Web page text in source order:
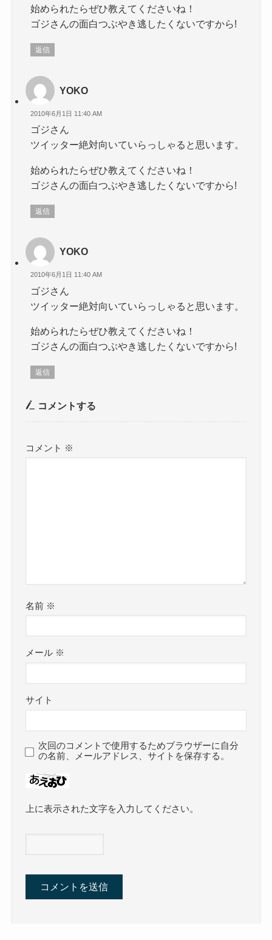
始められたらぜひ教えてくださいね！
ゴジさんの面白つぶやき逃したくないですから!
返信
YOKO
2010年6月1日 11:40 AM
ゴジさん
ツイッター絶対向いていらっしゃると思います。
始められたらぜひ教えてくださいね！
ゴジさんの面白つぶやき逃したくないですから!
返信
YOKO
2010年6月1日 11:40 AM
ゴジさん
ツイッター絶対向いていらっしゃると思います。
始められたらぜひ教えてくださいね！
ゴジさんの面白つぶやき逃したくないですから!
返信
コメントする
コメント ※
名前 ※
メール ※
サイト
次回のコメントで使用するためブラウザーに自分
の名前、メールアドレス、サイトを保存する。
上に表示された文字を入力してください。